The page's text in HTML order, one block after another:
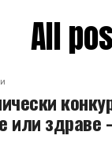
All
или здраве